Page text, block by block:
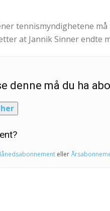
tennismyndighetene
at Jannik Sinner endte
denne må du ha
eller